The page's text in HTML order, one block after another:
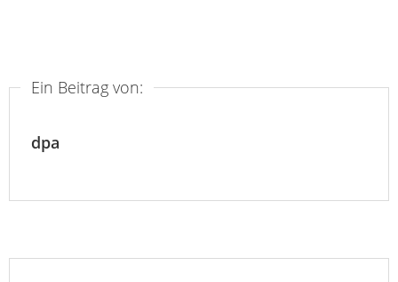
Ein Beitrag von:
dpa